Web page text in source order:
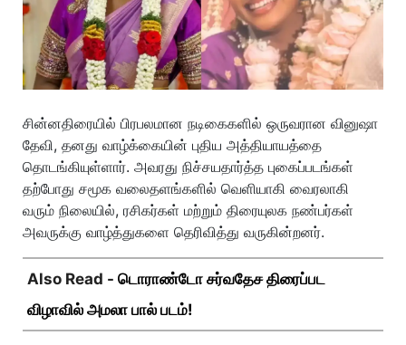
சின்னதிரையில் பிரபலமான நடிகைகளில் ஒருவரான வினுஷா
தேவி, தனது வாழ்க்கையின் புதிய அத்தியாயத்தை
தொடங்கியுள்ளார். அவரது நிச்சயதார்த்த புகைப்படங்கள்
தற்போது சமூக வலைதளங்களில் வெளியாகி வைரலாகி
வரும் நிலையில், ரசிகர்கள் மற்றும் திரையுலக நண்பர்கள்
அவருக்கு வாழ்த்துகளை தெரிவித்து வருகின்றனர்.
Also Read - டொராண்டோ சர்வதேச திரைப்பட
விழாவில் அமலா பால் படம்!